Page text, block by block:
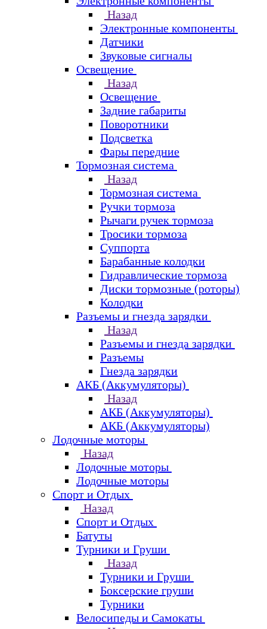
Назад
Электронные компоненты
Датчики
Звуковые сигналы
Освещение
Назад
Освещение
Задние габариты
Поворотники
Подсветка
Фары передние
Тормозная система
Назад
Тормозная система
Ручки тормоза
Рычаги ручек тормоза
Тросики тормоза
Суппорта
Барабанные колодки
Гидравлические тормоза
Диски тормозные (роторы)
Колодки
Разъемы и гнезда зарядки
Назад
Разъемы и гнезда зарядки
Разъемы
Гнезда зарядки
АКБ (Аккумуляторы)
Назад
АКБ (Аккумуляторы)
АКБ (Аккумуляторы)
Лодочные моторы
Назад
Лодочные моторы
Лодочные моторы
Спорт и Отдых
Назад
Спорт и Отдых
Батуты
Турники и Груши
Назад
Турники и Груши
Боксерские груши
Турники
Велосипеды и Самокаты